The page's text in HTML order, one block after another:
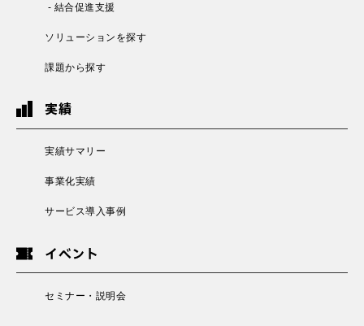
- 結合促進支援
ソリューションを探す
課題から探す
実績
実績サマリー
事業化実績
サービス導入事例
イベント
セミナー・説明会